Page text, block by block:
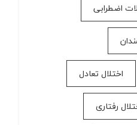
اضطرابی
اختلال تعادل
رفتاری